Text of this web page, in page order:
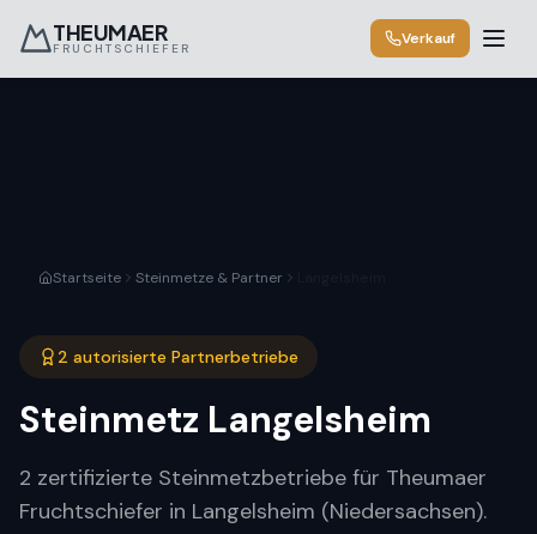
THEUMAER
FRUCHTSCHIEFER
Verkauf
Startseite Steinmetze & Partner
2 autorisierte Partnerbetriebe
Steinmetz Langelsheim
2 zertifizierte Steinmetzbetriebe für Theumaer
Fruchtschiefer in Langelsheim (Niedersachsen).